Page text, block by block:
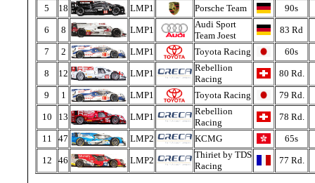
5
18 LMP1 Porsche Team 90s
6 8 LMP1
Audi Sport
Team Joest
83 Rd
7 2 LMP1 Toyota Racing 60s
8 12 LMP1
Rebellion
Racing
80 Rd.
9 1 LMP1 Toyota Racing 79 Rd.
10 13 LMP1
Rebellion
Racing
78 Rd.
11 47 LMP2 KCMG 65s
12 46 LMP2
Thiriet by TDS
Racing
77 Rd.